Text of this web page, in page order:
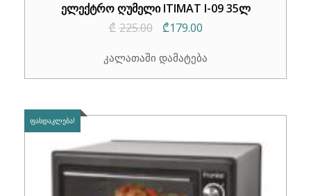
ელექტრო ღუმელი ITIMAT I-09 35ლ
₾ 225.00
Original
was:
₾179.00Current
is:
კალათაში დამატება
ᲤᲐᲡᲓᲐᲙᲚᲔᲑᲐ!